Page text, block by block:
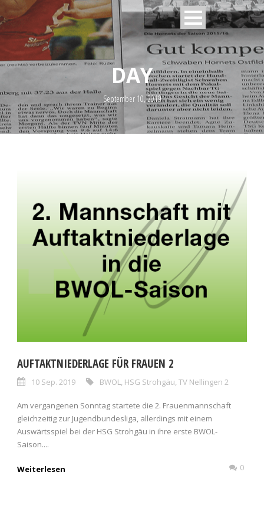
DAY
September 10, 2019
AUFTAKTNIEDERLAGE FÜR FRAUEN 2
10 Sep. 2019 BWOL HSG Strohgäu TV Nellingen 2
Am vergangenen Sonntag startete die 2. Frauenmannschaft
gleichzeitig zur Jugendbundesliga, allerdings mit einem
Auswärtsspiel bei der HSG Strohgäu in ihre erste BWOL-
Saison....
Weiterlesen 0